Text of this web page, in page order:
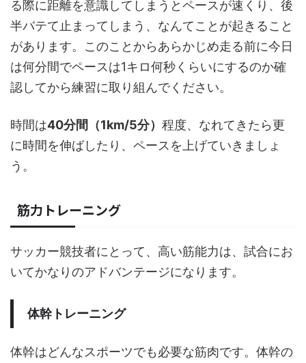
る際に距離を意識してしまうとペースが速くり、後
半バテて止まってしまう、なんてことが起きること
があります。このことからあらかじめ走る前に今日
は何分間でペースは1キロ何秒くらいにするのか確
認してから練習に取り組んでください。
時間は40分間（1km/5分） 程度、なれてきたら更
に時間を伸ばしたり、ペースを上げていきましょ
う。
筋力トレーニング
サッカー競技者にとって、高い筋能力は、試合にお
いてかなりのアドバンテージになります。
体幹トレーニング
体幹はどんなスポーツでも必要な筋肉です。体幹の